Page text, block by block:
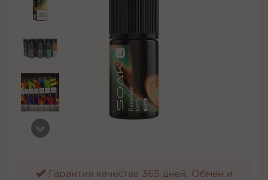
Гарантия качества 365 дней. Обмен и